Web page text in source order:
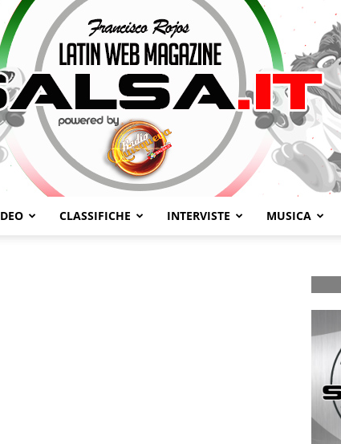
CLASSIFICHE INTERVISTE MUSICA